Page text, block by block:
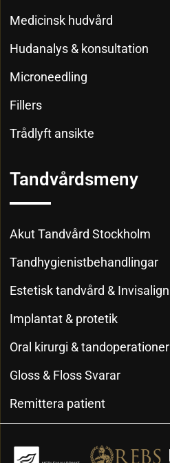
Tandvårdsmeny
Akut Tandvård Stockholm
Tandhygienistbehandlingar
Estetisk tandvård & Invisalign
Implantat & protetik
Oral kirurgi & tandoperationer
Gloss & Floss Svarar
Remittera patient
Medicinsk hudvård
Hudanalys & konsultation
Microneedling
Fillers
Trådlyft ansikte